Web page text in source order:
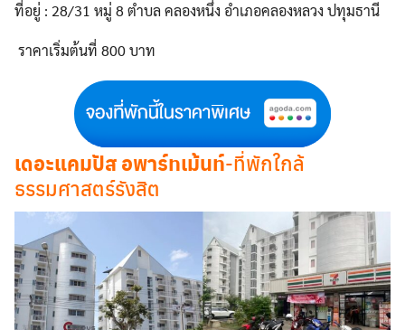
ที่อยู่ : 28/31 หมู่ 8 ตำบล คลองหนึ่ง อำเภอคลองหลวง ปทุมธานี
ราคาเริ่มต้นที่ 800 บาท
เดอะแคมปัส อพาร์ทเม้นท์-ที่พักใกล้
ธรรมศาสตร์รังสิต